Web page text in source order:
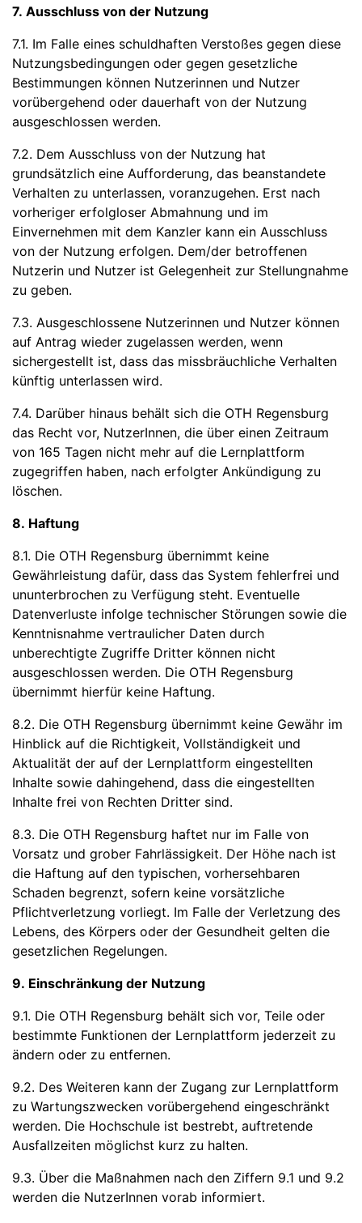
7. Ausschluss von der Nutzung
7.1. Im Falle eines schuldhaften Verstoßes gegen diese
Nutzungsbedingungen oder gegen gesetzliche
Bestimmungen können Nutzerinnen und Nutzer
vorübergehend oder dauerhaft von der Nutzung
ausgeschlossen werden.
7.2. Dem Ausschluss von der Nutzung hat
grundsätzlich eine Aufforderung, das beanstandete
Verhalten zu unterlassen, voranzugehen. Erst nach
vorheriger erfolgloser Abmahnung und im
Einvernehmen mit dem Kanzler kann ein Ausschluss
von der Nutzung erfolgen. Dem/der betroffenen
Nutzerin und Nutzer ist Gelegenheit zur Stellungnahme
zu geben.
7.3. Ausgeschlossene Nutzerinnen und Nutzer können
auf Antrag wieder zugelassen werden, wenn
sichergestellt ist, dass das missbräuchliche Verhalten
künftig unterlassen wird.
7.4. Darüber hinaus behält sich die OTH Regensburg
das Recht vor, NutzerInnen, die über einen Zeitraum
von 165 Tagen nicht mehr auf die Lernplattform
zugegriffen haben, nach erfolgter Ankündigung zu
löschen.
8. Haftung
8.1. Die OTH Regensburg übernimmt keine
Gewährleistung dafür, dass das System fehlerfrei und
ununterbrochen zu Verfügung steht. Eventuelle
Datenverluste infolge technischer Störungen sowie die
Kenntnisnahme vertraulicher Daten durch
unberechtigte Zugriffe Dritter können nicht
ausgeschlossen werden. Die OTH Regensburg
übernimmt hierfür keine Haftung.
8.2. Die OTH Regensburg übernimmt keine Gewähr im
Hinblick auf die Richtigkeit, Vollständigkeit und
Aktualität der auf der Lernplattform eingestellten
Inhalte sowie dahingehend, dass die eingestellten
Inhalte frei von Rechten Dritter sind.
8.3. Die OTH Regensburg haftet nur im Falle von
Vorsatz und grober Fahrlässigkeit. Der Höhe nach ist
die Haftung auf den typischen, vorhersehbaren
Schaden begrenzt, sofern keine vorsätzliche
Pflichtverletzung vorliegt. Im Falle der Verletzung des
Lebens, des Körpers oder der Gesundheit gelten die
gesetzlichen Regelungen.
9. Einschränkung der Nutzung
9.1. Die OTH Regensburg behält sich vor, Teile oder
bestimmte Funktionen der Lernplattform jederzeit zu
ändern oder zu entfernen.
9.2. Des Weiteren kann der Zugang zur Lernplattform
zu Wartungszwecken vorübergehend eingeschränkt
werden. Die Hochschule ist bestrebt, auftretende
Ausfallzeiten möglichst kurz zu halten.
9.3. Über die Maßnahmen nach den Ziffern 9.1 und 9.2
werden die NutzerInnen vorab informiert.